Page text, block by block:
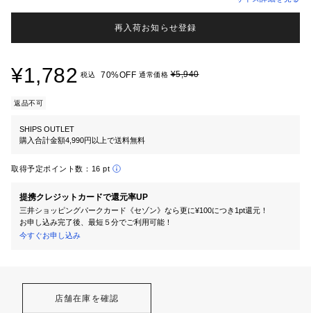
再入荷お知らせ登録
¥1,782 税込 70%OFF 通常価格¥5,940
返品不可
SHIPS OUTLET
購入合計金額4,990円以上で送料無料
取得予定ポイント数： 16 pt
提携クレジットカードで還元率UP
三井ショッピングパークカード《セゾン》なら更に¥100につき1pt還元！
お申し込み完了後、最短５分でご利用可能！
今すぐお申し込み
店舗在庫を確認